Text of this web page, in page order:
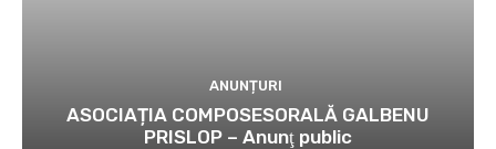
ANUNȚURI
ASOCIAȚIA COMPOSESORALĂ GALBENU
PRISLOP – Anunţ public